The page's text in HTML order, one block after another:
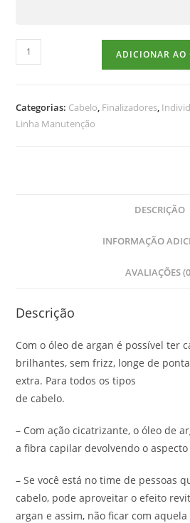
ADICIONAR AO
Categorias: Cabelo, Finalizadores,
Linha Manutenção
DESCRIÇÃO
INFORMAÇÃO
AVALIAÇÕES
Descrição
Com o óleo de argan é possível ter
brilhantes, sem frizz, longe de
extra. Para todos os tipos
de cabelo.
– Com ação cicatrizante, o óleo de
a fibra capilar devolvendo o
– Se você está no time de pessoas
cabelo, pode aproveitar o efeito
argan e assim, não ficar com